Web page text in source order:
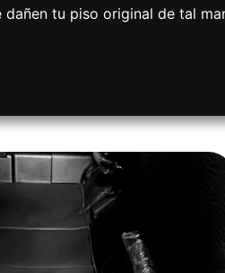
tu piso original de tal